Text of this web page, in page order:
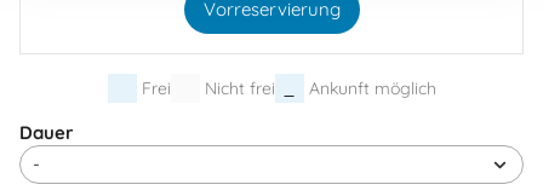
Vorreservierung
Frei Nicht frei Ankunft möglich
Dauer